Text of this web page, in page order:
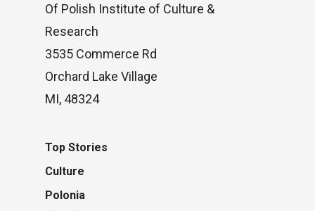
Of Polish Institute of Culture &
Research
3535 Commerce Rd
Orchard Lake Village
MI, 48324
Top Stories
Culture
Polonia